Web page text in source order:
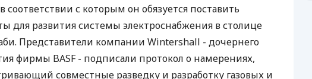
соответствии с которым он обязуется поставить
для развития системы электроснабжения в столице
Представители компании Wintershall - дочернего
фирмы BASF - подписали протокол о намерениях,
совместные разведку и разработку газовых и